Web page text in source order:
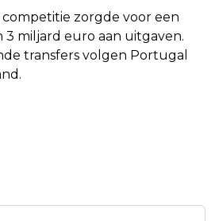
zorgde voor een
3 miljard euro aan uitgaven.
transfers volgen Portugal
TOUR
POMELIEN
KLEREN VOOR